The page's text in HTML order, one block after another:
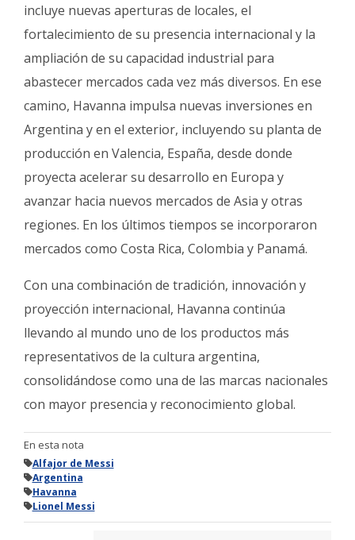
incluye nuevas aperturas de locales, el
fortalecimiento de su presencia internacional y la
ampliación de su capacidad industrial para
abastecer mercados cada vez más diversos. En ese
camino, Havanna impulsa nuevas inversiones en
Argentina y en el exterior, incluyendo su planta de
producción en Valencia, España, desde donde
proyecta acelerar su desarrollo en Europa y
avanzar hacia nuevos mercados de Asia y otras
regiones. En los últimos tiempos se incorporaron
mercados como Costa Rica, Colombia y Panamá.
Con una combinación de tradición, innovación y
proyección internacional, Havanna continúa
llevando al mundo uno de los productos más
representativos de la cultura argentina,
consolidándose como una de las marcas nacionales
con mayor presencia y reconocimiento global.
En esta nota
Alfajor de Messi
Argentina
Havanna
Lionel Messi